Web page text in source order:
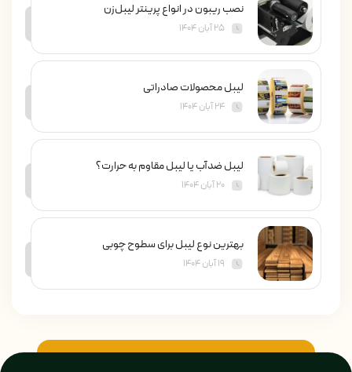
نصب ریبون در انواع پرینتر لیبل‌زن
۲۵ آبان ۱۴۰۴
لیبل محصولات صادراتی
۲۴ آبان ۱۴۰۴
لیبل ضدآب یا لیبل مقاوم به حرارت؟
۲۰ آبان ۱۴۰۴
بهترین نوع لیبل برای سطوح چوبی
۱۹ آبان ۱۴۰۴